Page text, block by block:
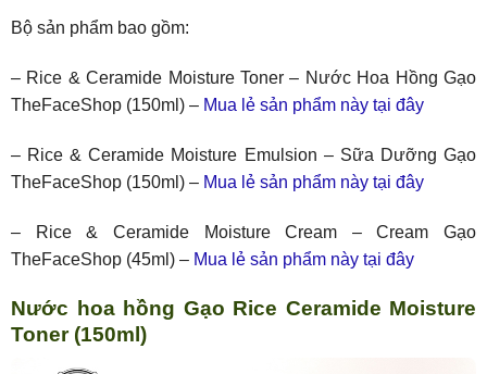
Bộ sản phẩm bao gồm:
– Rice & Ceramide Moisture Toner – Nước Hoa Hồng Gạo
TheFaceShop (150ml) – Mua lẻ sản phẩm này tại đây
– Rice & Ceramide Moisture Emulsion – Sữa Dưỡng Gạo
TheFaceShop (150ml) – Mua lẻ sản phẩm này tại đây
– Rice & Ceramide Moisture Cream – Cream Gạo
TheFaceShop (45ml) – Mua lẻ sản phẩm này tại đây
Nước hoa hồng Gạo Rice Ceramide Moisture
Toner (150ml)